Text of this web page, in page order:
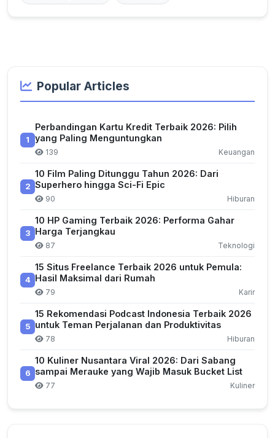
Popular Articles
1
Perbandingan Kartu Kredit Terbaik 2026: Pilih
yang Paling Menguntungkan
139 Keuangan
2
10 Film Paling Ditunggu Tahun 2026: Dari
Superhero hingga Sci-Fi Epic
90 Hiburan
3
10 HP Gaming Terbaik 2026: Performa Gahar
Harga Terjangkau
87 Teknologi
4
15 Situs Freelance Terbaik 2026 untuk Pemula:
Hasil Maksimal dari Rumah
79 Karir
5
15 Rekomendasi Podcast Indonesia Terbaik 2026
untuk Teman Perjalanan dan Produktivitas
78 Hiburan
6
10 Kuliner Nusantara Viral 2026: Dari Sabang
sampai Merauke yang Wajib Masuk Bucket List
77 Kuliner